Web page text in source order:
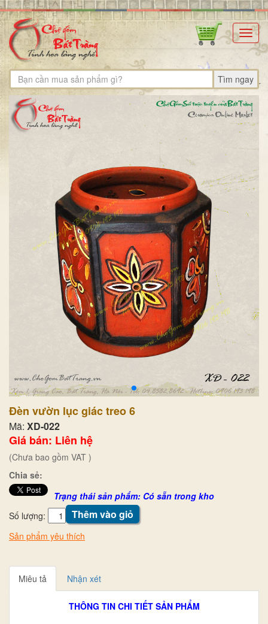
Tìm ngay
Đèn vườn lục giác treo 6
Mã: XD-022
Giá bán: Liên hệ
(Chưa bao gồm VAT )
Chia sẻ:
Trạng thái sản phẩm: Có sẵn trong kho
Số lượng:
Thêm vào giỏ
Sản phẩm yêu thích
Miêu tả Nhận xét
THÔNG TIN CHI TIẾT SẢN PHẨM